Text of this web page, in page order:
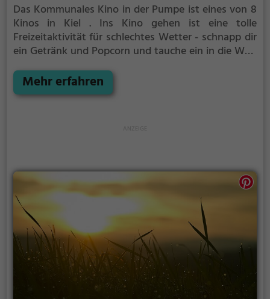
Das Kommunales Kino in der Pumpe ist eines von 8
Kinos in Kiel . Ins Kino gehen ist eine tolle
Freizeitaktivität für schlechtes Wetter - schnapp dir
ein Getränk und Popcorn und tauche ein in die Welt
Mehr erfahren